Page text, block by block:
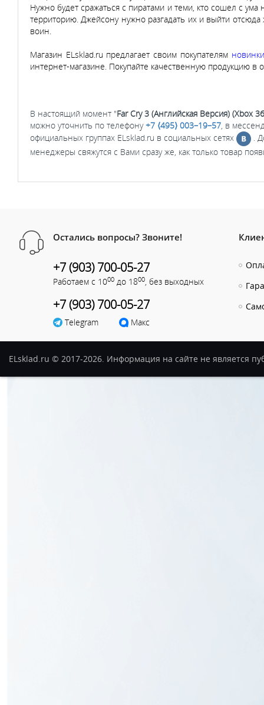
Нужно будет сражаться с пиратами и теми, кто сошел с
территорию. Джейсону нужно разгадать их и выйти
воин.
Магазин ELsklad.ru предлагает своим покупателям
интернет-магазине. Покупайте качественную продукцию
В настоящий момент "Far Cry 3 (Английская Версия) (Xbox
можно уточнить по телефону+7 ⟨495⟩ 003–19–57 , в
официальных группах ELsklad.ru в социальных сетях
.
менеджеры свяжутся с Вами сразу же, как только товар
Остались вопросы? Звоните!
+7 (903) 700-05-27
Работаем с 1000 до 1800, без выходных
+7 (903) 700-05-27
Telegram Макс
ELsklad.ru © 2017-2026. Информация на сайте не является